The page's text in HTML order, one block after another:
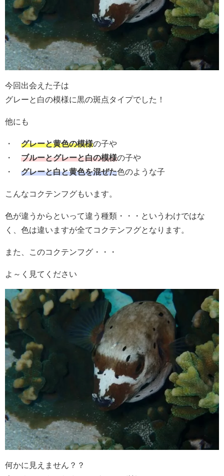
今回出会えた子は
グレーと白の模様に黒の斑点タイプでした！
他にも
・ グレーと黄色の模様の子や
・ ブルーとグレーと白の模様の子や
・ グレーと白と黄色を混ぜた色のような子
こんなコクテンフグもいます。
色が違うからといって違う種類・・・というわけではな
く、色は違いますが全てコクテンフグとなります。
また、このコクテンフグ・・・
よ～く見てください
何かに見えません？？